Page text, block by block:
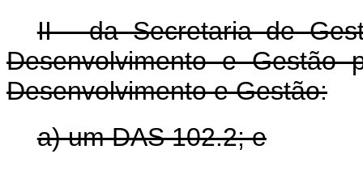
II - da Secretaria de
Desenvolvimento e Gestão
Desenvolvimento e Gestão:
a) um DAS 102.2; e